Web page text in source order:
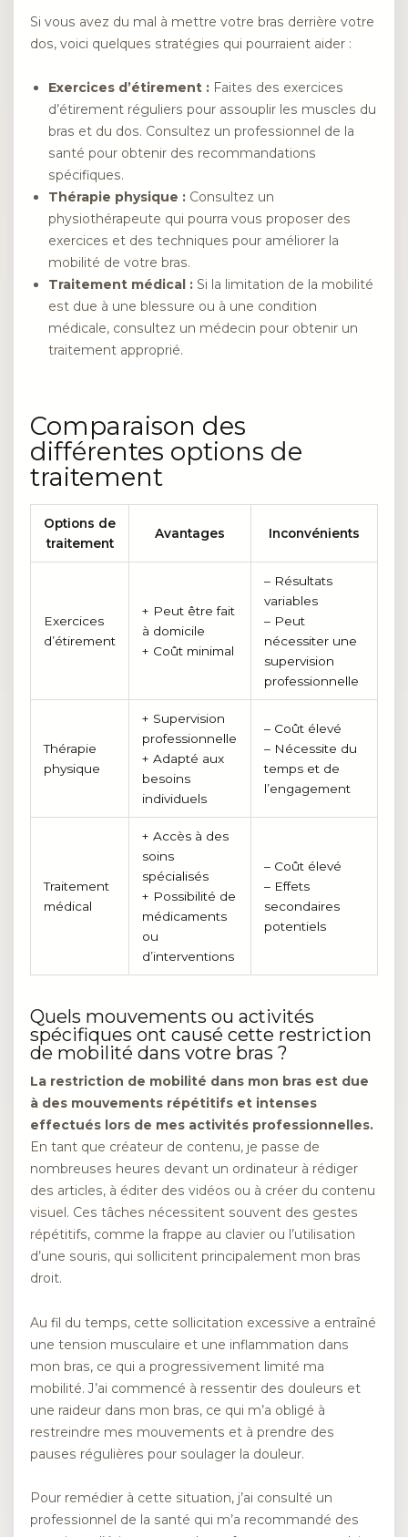
Si vous avez du mal à mettre votre bras derrière votre
dos, voici quelques stratégies qui pourraient aider :
Exercices d’étirement : Faites des exercices
d’étirement réguliers pour assouplir les muscles du
bras et du dos. Consultez un professionnel de la
santé pour obtenir des recommandations
spécifiques.
Thérapie physique : Consultez un
physiothérapeute qui pourra vous proposer des
exercices et des techniques pour améliorer la
mobilité de votre bras.
Traitement médical : Si la limitation de la mobilité
est due à une blessure ou à une condition
médicale, consultez un médecin pour obtenir un
traitement approprié.
Comparaison des
différentes options de
traitement
Options de
traitement
Avantages Inconvénients
Exercices
d’étirement
+ Peut être fait
à domicile
+ Coût minimal
– Résultats
variables
– Peut
nécessiter une
supervision
professionnelle
Thérapie
physique
+ Supervision
professionnelle
+ Adapté aux
besoins
individuels
– Coût élevé
– Nécessite du
temps et de
l’engagement
Traitement
médical
+ Accès à des
soins
spécialisés
+ Possibilité de
médicaments
ou
d’interventions
– Coût élevé
– Effets
secondaires
potentiels
Quels mouvements ou activités
spécifiques ont causé cette restriction
de mobilité dans votre bras ?
La restriction de mobilité dans mon bras est due
à des mouvements répétitifs et intenses
effectués lors de mes activités professionnelles.
En tant que créateur de contenu, je passe de
nombreuses heures devant un ordinateur à rédiger
des articles, à éditer des vidéos ou à créer du contenu
visuel. Ces tâches nécessitent souvent des gestes
répétitifs, comme la frappe au clavier ou l’utilisation
d’une souris, qui sollicitent principalement mon bras
droit.
Au fil du temps, cette sollicitation excessive a entraîné
une tension musculaire et une inflammation dans
mon bras, ce qui a progressivement limité ma
mobilité. J’ai commencé à ressentir des douleurs et
une raideur dans mon bras, ce qui m’a obligé à
restreindre mes mouvements et à prendre des
pauses régulières pour soulager la douleur.
Pour remédier à cette situation, j’ai consulté un
professionnel de la santé qui m’a recommandé des